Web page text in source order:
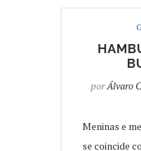
porÁlvaro
Meninas e
se coincide